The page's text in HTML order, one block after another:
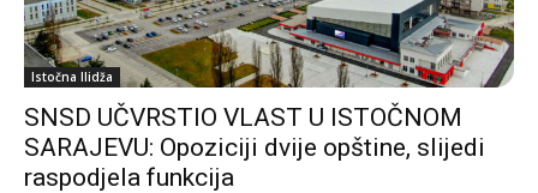
Istočna Ilidža
SNSD UČVRSTIO VLAST U ISTOČNOM
SARAJEVU: Opoziciji dvije opštine, slijedi
raspodjela funkcija